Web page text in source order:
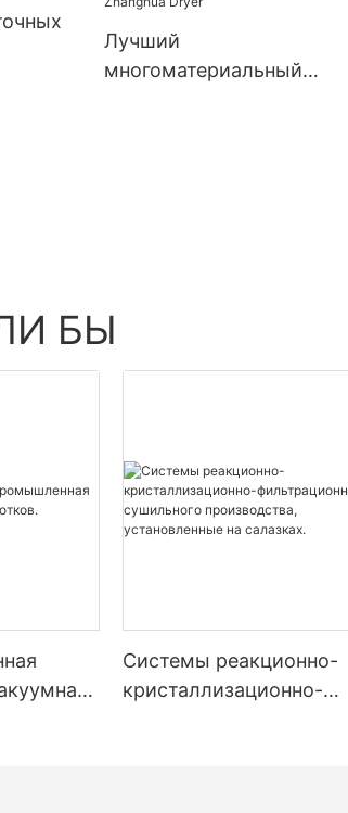
Zhanghua Dryer
Лучший
многоматериальный
БЫ
Системы реакционно-
кристаллизационно-